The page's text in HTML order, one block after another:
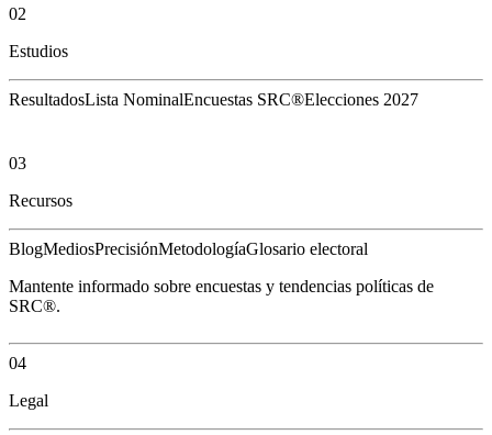
02
Estudios
ResultadosLista NominalEncuestas SRC®Elecciones 2027
03
Recursos
BlogMediosPrecisiónMetodologíaGlosario electoral
Mantente informado sobre encuestas y tendencias políticas de
SRC®.
04
Legal